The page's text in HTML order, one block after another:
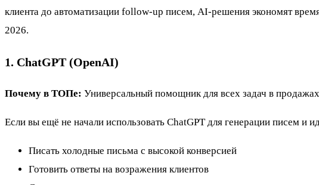
клиента до автоматизации follow-up писем, AI-решения экономят
2026.
1. ChatGPT (OpenAI)
Почему в ТОПе: Универсальный помощник для всех задач в
Если вы ещё не начали использовать ChatGPT для генерации писем и
Писать холодные письма с высокой конверсией
Готовить ответы на возражения клиентов